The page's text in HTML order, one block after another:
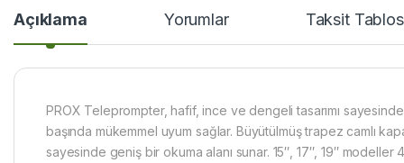
Açıklama Yorumlar Taksit
PROX Teleprompter, hafif, ince ve dengeli tasarımı
başında mükemmel uyum sağlar. Büyütülmüş trapez camlı
sayesinde geniş bir okuma alanı sunar. 15″, 17″, 19″ modeller